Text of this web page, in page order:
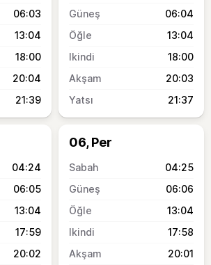
06:03
13:04
18:00
20:04
21:39
06:04
13:04
18:00
20:03
21:37
04:24
06:05
13:04
17:59
20:02
06, Per
04:25
06:06
13:04
17:58
20:01